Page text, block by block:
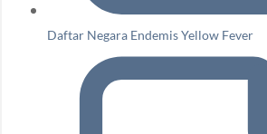
Daftar Negara Endemis Yellow Fever